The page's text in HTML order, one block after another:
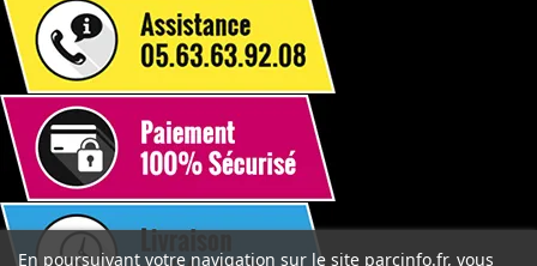
En poursuivant votre navigation sur le site parcinfo.fr, vous